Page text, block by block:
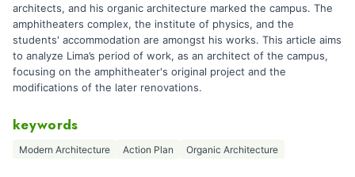
architects, and his organic architecture marked the campus. The
amphitheaters complex, the institute of physics, and the
students' accommodation are amongst his works. This article aims
to analyze Lima’s period of work, as an architect of the campus,
focusing on the amphitheater's original project and the
modifications of the later renovations.
keywords
Modern Architecture Action Plan Organic Architecture